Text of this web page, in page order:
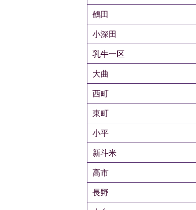
鶴田
小深田
乳牛一区
大曲
西町
東町
小平
新斗米
高市
長野